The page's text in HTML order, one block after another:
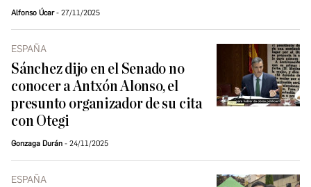
Alfonso Úcar 27/11/2025
ESPAÑA
Sánchez dijo en el Senado no
conocer a Antxón Alonso, el
presunto organizador de su cita
con Otegi
Gonzaga Durán 24/11/2025
ESPAÑA